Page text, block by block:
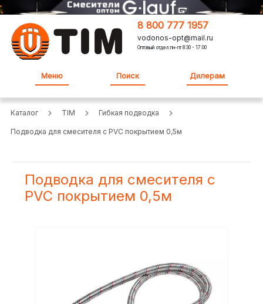
8 800 777 1957
vodonos-opt@mail.ru
Оптовый отдел:пн-пт 8:30 - 17:00
Меню Поиск Дилерам
Каталог TIM Гибкая подводка
Подводка для смесителя с PVC покрытием 0,5м
Подводка для смесителя с
PVC покрытием 0,5м